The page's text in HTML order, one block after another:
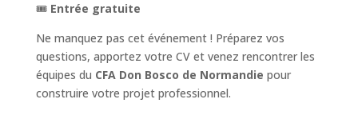
🎟 Entrée gratuite
Ne manquez pas cet événement ! Préparez vos
questions, apportez votre CV et venez rencontrer les
équipes du CFA Don Bosco de Normandie pour
construire votre projet professionnel.